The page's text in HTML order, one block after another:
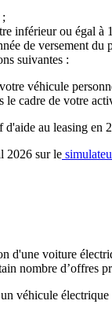
;
inférieur ou égal
de versement du
suivantes :
véhicule
cadre de votre
au leasing en
2026 sur le
d'une voiture
nombre d’offres
véhicule